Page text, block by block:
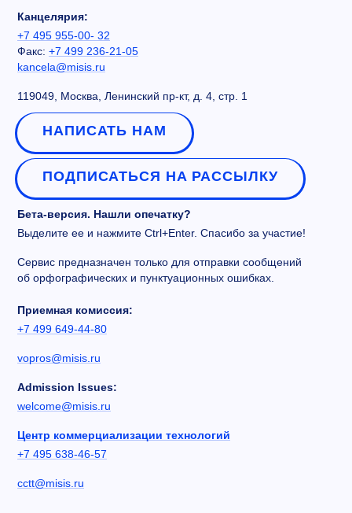
Канцелярия:
+7 495 955-00- 32
Факс: +7 499 236-21-05
kancela@misis.ru
119049, Москва, Ленинский пр-кт, д. 4, стр. 1
НАПИСАТЬ НАМ
ПОДПИСАТЬСЯ НА РАССЫЛКУ
Бета-версия. Нашли опечатку?
Выделите ее и нажмите Ctrl+Enter. Спасибо за участие!
Сервис предназначен только для отправки сообщений
об орфографических и пунктуационных ошибках.
Приемная комиссия:
+7 499 649-44-80
vopros@misis.ru
Admission Issues:
welcome@misis.ru
Центр коммерциализации технологий
+7 495 638-46-57
cctt@misis.ru